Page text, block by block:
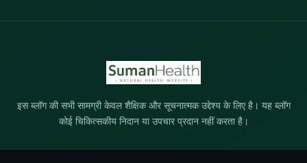
इस ब्लॉग की सभी सामग्री केवल शैक्षिक और सूचनात्मक उद्देश्य के लिए है। यह ब्लॉग
कोई चिकित्सकीय निदान या उपचार प्रदान नहीं करता है।